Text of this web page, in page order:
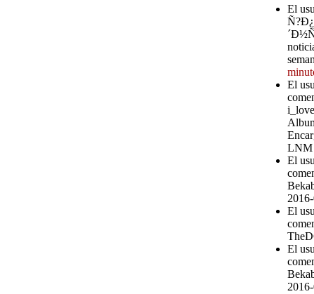
El
El
LNM
El
El
El